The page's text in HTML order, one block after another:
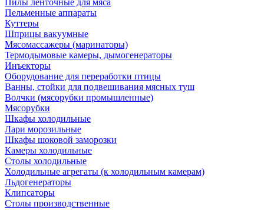
Пилы ленточные для мяса
Пельменные аппараты
Куттеры
Шприцы вакуумные
Мясомассажеры (маринаторы)
Термодымовые камеры, дымогенераторы
Инъекторы
Оборудование для переработки птицы
Ванны, стойки для подвешивания мясных туш
Волчки (мясорубки промышленные)
Мясорубки
Шкафы холодильные
Лари морозильные
Шкафы шоковой заморозки
Камеры холодильные
Столы холодильные
Холодильные агрегаты (к холодильным камерам)
Льдогенераторы
Клипсаторы
Столы производственные